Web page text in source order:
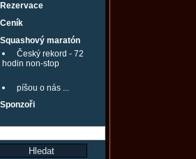
Rezervace
Ceník
Squashový maratón
Český rekord - 72
hodin non-stop
píšou o nás ...
Sponzoři